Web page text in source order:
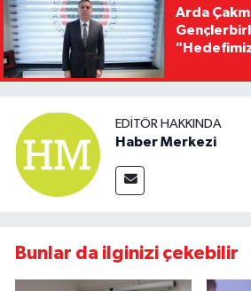
Arda
EDITÖR HAKKINDA
Haber Merkezi
Bunlar da ilginizi çekebilir